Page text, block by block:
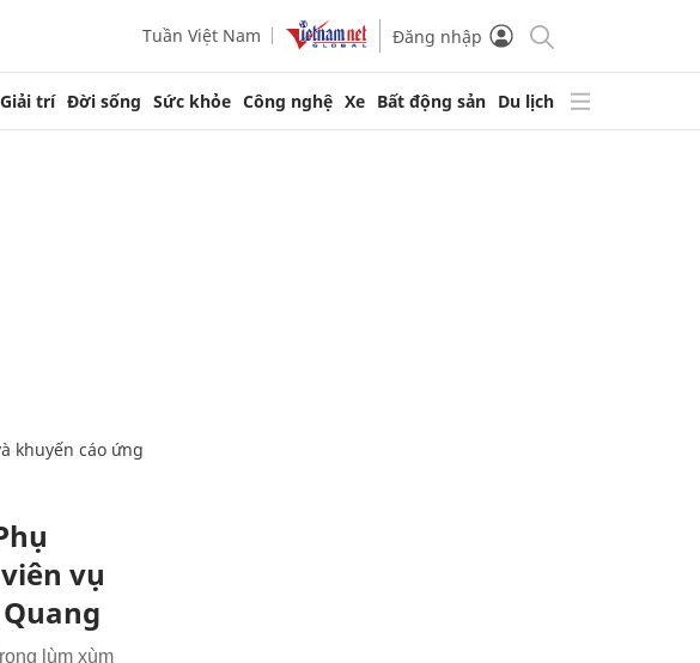
Tuần Việt Nam Đăng nhập
trí Đời sống Sức khỏe Công nghệ Xe Bất động sản Du lịch
vụ
lùm xùm